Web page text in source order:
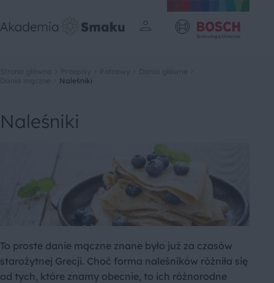
Naleśniki
Naleśniki
To proste danie mączne znane było już za czasów
starożytnej Grecji. Choć forma naleśników różniła się
od tych, które znamy obecnie, to ich różnorodne